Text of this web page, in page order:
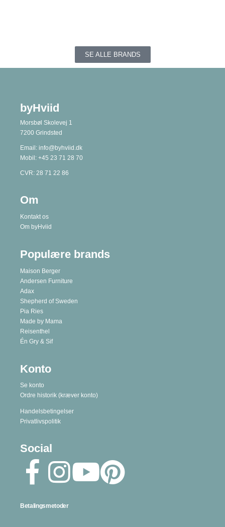
SE ALLE BRANDS
byHviid
Morsbøl Skolevej 1
7200 Grindsted
Email: info@byhviid.dk
Mobil: +45 23 71 28 70
CVR: 28 71 22 86
Om
Kontakt os
Om byHviid
Populære brands
Maison Berger
Andersen Furniture
Adax
Shepherd of Sweden
Pia Ries
Made by Mama
Reisenthel
Én Gry & Sif
Konto
Se konto
Ordre historik (kræver konto)
Handelsbetingelser
Privatlivspolitik
Social
Betalingsmetoder